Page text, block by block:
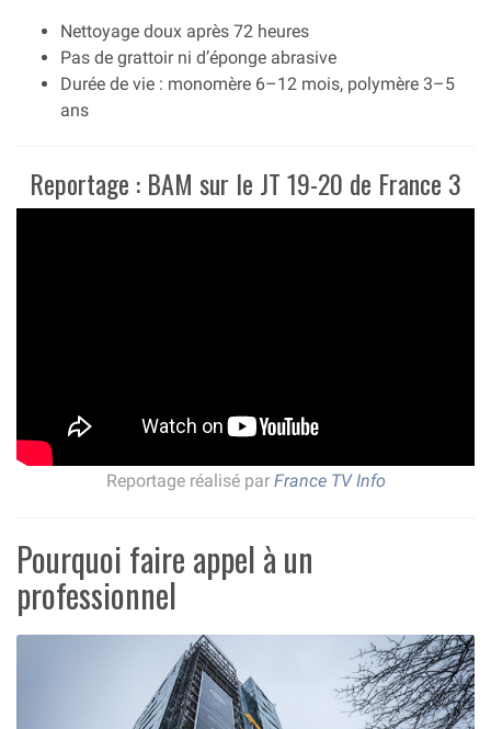
Nettoyage doux après 72 heures
Pas de grattoir ni d’éponge abrasive
Durée de vie : monomère 6–12 mois, polymère 3–5
ans
Reportage : BAM sur le JT 19-20 de France 3
Reportage réalisé par France TV Info
Pourquoi faire appel à un
professionnel